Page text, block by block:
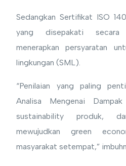
Sedangkan Sertifikat ISO
yang disepakati secara
menerapkan persyaratan
lingkungan (SML).
“Penilaian yang paling
Analisa Mengenai
sustainability produk,
mewujudkan green
masyarakat setempat,”